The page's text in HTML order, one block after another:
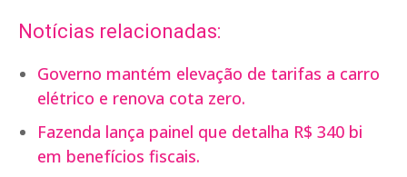
Notícias relacionadas:
Governo mantém elevação de tarifas a carro
elétrico e renova cota zero.
Fazenda lança painel que detalha R$ 340 bi
em benefícios fiscais.